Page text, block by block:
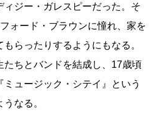
ィジー・ガレスピーだった。そ
ォード・ブラウンに憧れ、家を
らったりするようにもなる。
たちとバンドを結成し、17歳頃
ュージック・シテイ』という
なる。